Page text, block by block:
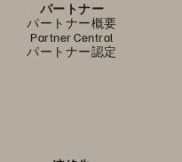
パートナー
パートナー概要
Partner Central
パートナー認定